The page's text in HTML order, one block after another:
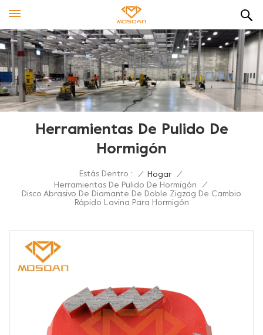
Herramientas De Pulido De
Hormigón
Estás Dentro : / Hogar
/
Herramientas De Pulido De Hormigón
/
Disco Abrasivo De Diamante De Doble Zigzag De Cambio
Rápido Lavina Para Hormigón